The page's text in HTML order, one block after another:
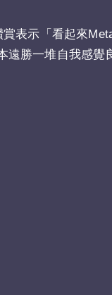
表示「看起來
勝一堆自我感覺